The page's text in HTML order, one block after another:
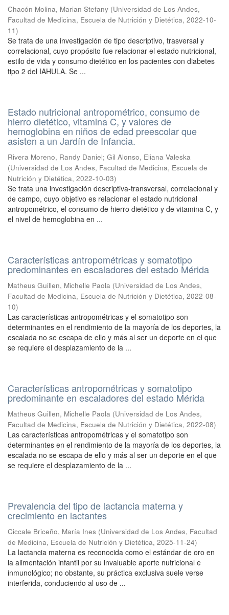
Chacón Molina, Marian Stefany (Universidad de Los Andes,
Facultad de Medicina, Escuela de Nutrición y Dietética, 2022-10-
11)
Se trata de una investigación de tipo descriptivo, trasversal y
correlacional, cuyo propósito fue relacionar el estado nutricional,
estilo de vida y consumo dietético en los pacientes con diabetes
tipo 2 del IAHULA. Se ...
Estado nutricional antropométrico, consumo de
hierro dietético, vitamina C, y valores de
hemoglobina en niños de edad preescolar que
asisten a un Jardín de Infancia.
Rivera Moreno, Randy Daniel; Gil Alonso, Eliana Valeska
(Universidad de Los Andes, Facultad de Medicina, Escuela de
Nutrición y Dietética, 2022-10-03)
Se trata una investigación descriptiva-transversal, correlacional y
de campo, cuyo objetivo es relacionar el estado nutricional
antropométrico, el consumo de hierro dietético y de vitamina C, y
el nivel de hemoglobina en ...
Características antropométricas y somatotipo
predominantes en escaladores del estado Mérida
Matheus Guillen, Michelle Paola (Universidad de Los Andes,
Facultad de Medicina, Escuela de Nutrición y Dietética, 2022-08-
10)
Las características antropométricas y el somatotipo son
determinantes en el rendimiento de la mayoría de los deportes, la
escalada no se escapa de ello y más al ser un deporte en el que
se requiere el desplazamiento de la ...
Características antropométricas y somatotipo
predominante en escaladores del estado Mérida
Matheus Guillen, Michelle Paola (Universidad de Los Andes,
Facultad de Medicina, Escuela de Nutrición y Dietética, 2022-08)
Las características antropométricas y el somatotipo son
determinantes en el rendimiento de la mayoría de los deportes, la
escalada no se escapa de ello y más al ser un deporte en el que
se requiere el desplazamiento de la ...
Prevalencia del tipo de lactancia materna y
crecimiento en lactantes
Ciccale Briceño, María Ines (Universidad de Los Andes, Facultad
de Medicina, Escuela de Nutrición y Dietética, 2025-11-24)
La lactancia materna es reconocida como el estándar de oro en
la alimentación infantil por su invaluable aporte nutricional e
inmunológico; no obstante, su práctica exclusiva suele verse
interferida, conduciendo al uso de ...